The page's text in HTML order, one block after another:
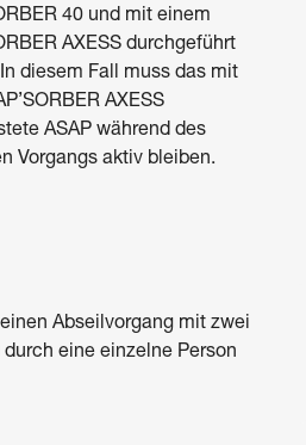
40 und mit einem
AXESS durchgeführt
diesem Fall muss das mit
AXESS
ASAP während des
Vorgangs aktiv bleiben.
Abseilvorgang mit zwei
eine einzelne Person